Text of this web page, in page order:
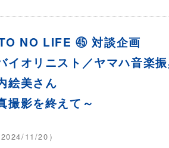
NO LIFE ㊺ 対談企画
オリニスト／ヤマハ音楽振
美さん
撮影を終えて～
11/20）